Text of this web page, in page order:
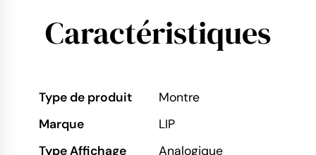
Caractéristiques
Type de produit
Montre
Marque
LIP
Type Affichage
Analogique